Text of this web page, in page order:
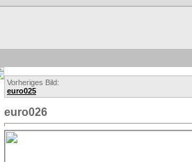
Vorheriges Bild:
euro025
euro026